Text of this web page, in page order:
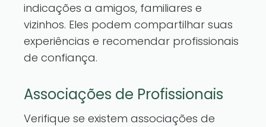
indicações a amigos, familiares e
vizinhos. Eles podem compartilhar suas
experiências e recomendar profissionais
de confiança.
Associações de Profissionais
Verifique se existem associações de